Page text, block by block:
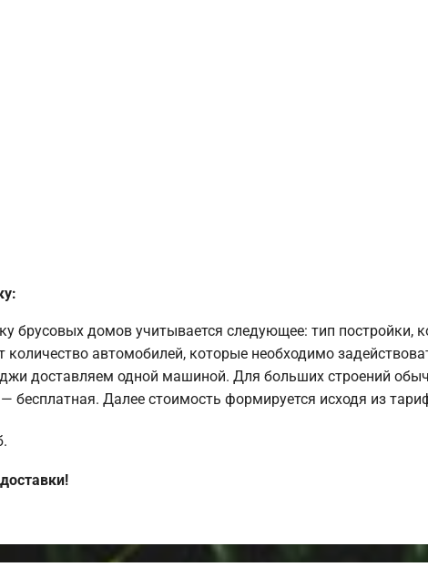
брусовых домов учитывается следующее: тип постройки,
количество автомобилей, которые необходимо
доставляем одной машиной. Для больших строений
бесплатная. Далее стоимость формируется исходя из